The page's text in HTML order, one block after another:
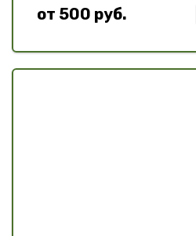
от 500 руб.